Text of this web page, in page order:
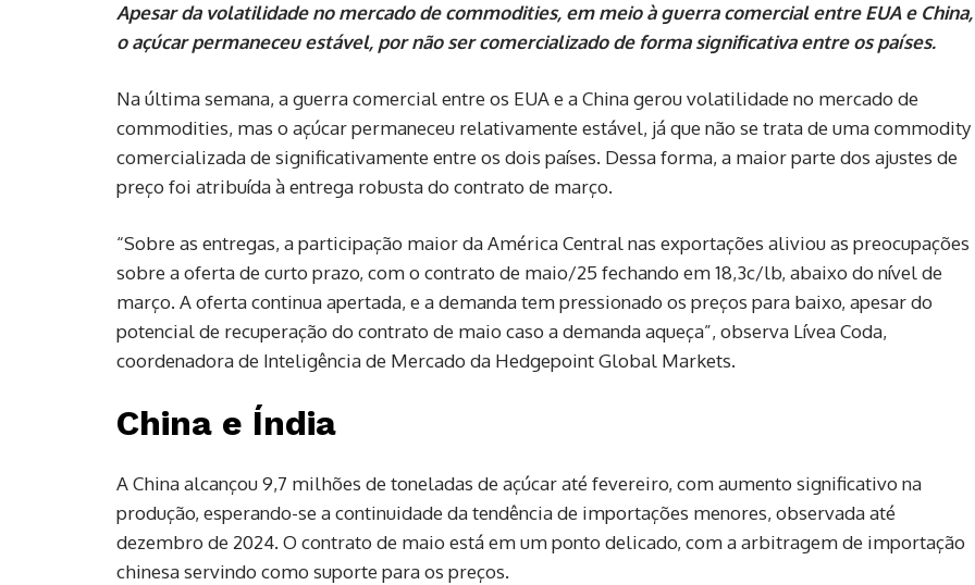
Apesar da volatilidade no mercado de commodities, em meio à guerra comercial entre EUA e China,
o açúcar permaneceu estável, por não ser comercializado de forma significativa entre os países.
Na última semana, a guerra comercial entre os EUA e a China gerou volatilidade no mercado de
commodities, mas o açúcar permaneceu relativamente estável, já que não se trata de uma commodity
comercializada de significativamente entre os dois países. Dessa forma, a maior parte dos ajustes de
preço foi atribuída à entrega robusta do contrato de março.
“Sobre as entregas, a participação maior da América Central nas exportações aliviou as preocupações
sobre a oferta de curto prazo, com o contrato de maio/25 fechando em 18,3c/lb, abaixo do nível de
março. A oferta continua apertada, e a demanda tem pressionado os preços para baixo, apesar do
potencial de recuperação do contrato de maio caso a demanda aqueça”, observa Lívea Coda,
coordenadora de Inteligência de Mercado da Hedgepoint Global Markets.
China e Índia
A China alcançou 9,7 milhões de toneladas de açúcar até fevereiro, com aumento significativo na
produção, esperando-se a continuidade da tendência de importações menores, observada até
dezembro de 2024. O contrato de maio está em um ponto delicado, com a arbitragem de importação
chinesa servindo como suporte para os preços.